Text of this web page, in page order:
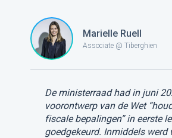
Marielle Ruell
Associate @ Tiberghien
De ministerraad had in juni
voorontwerp van de Wet
fiscale bepalingen” in eerste
goedgekeurd. Inmiddels werd